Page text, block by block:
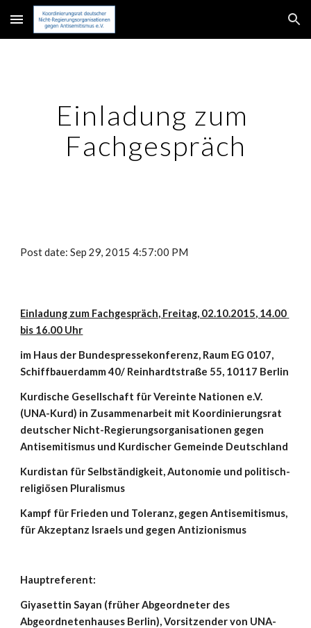
Skip to main content Skip to navigation
Einladung zum
Fachgespräch
Post date: Sep 29, 2015 4:57:00 PM
Einladung zum Fachgespräch, Freitag, 02.10.2015, 14.00
bis 16.00 Uhr
im Haus der Bundespressekonferenz, Raum EG 0107,
Schiffbauerdamm 40/ Reinhardtstraße 55, 10117 Berlin
Kurdische Gesellschaft für Vereinte Nationen e.V.
(UNA-Kurd) in Zusammenarbeit mit Koordinierungsrat
deutscher Nicht-Regierungsorganisationen gegen
Antisemitismus und Kurdischer Gemeinde Deutschland
Kurdistan für Selbständigkeit, Autonomie und politisch-
religiösen Pluralismus
Kampf für Frieden und Toleranz, gegen Antisemitismus,
für Akzeptanz Israels und gegen Antizionismus
Hauptreferent:
Giyasettin Sayan (früher Abgeordneter des
Abgeordnetenhauses Berlin), Vorsitzender von UNA-